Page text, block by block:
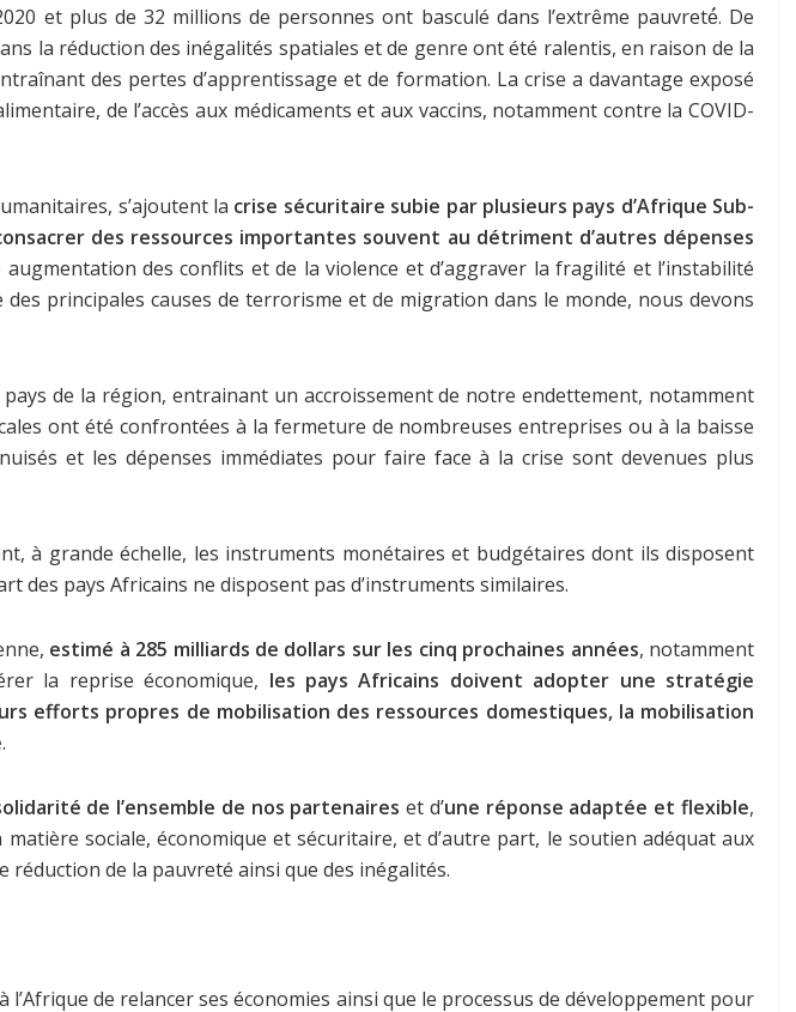
et plus de 32 millions de personnes ont basculé dans l’extrême pauvreté́. De
la réduction des inégalités spatiales et de genre ont été ralentis, en raison de la
des pertes d’apprentissage et de formation. La crise a davantage exposé
de l’accès aux médicaments et aux vaccins, notamment contre la COVID-
s’ajoutent la crise sécuritaire subie par plusieurs pays d’Afrique Sub-
des ressources importantes souvent au détriment d’autres dépenses
des conflits et de la violence et d’aggraver la fragilité et l’instabilité
principales causes de terrorisme et de migration dans le monde, nous devons
de la région, entrainant un accroissement de notre endettement, notamment
ont été confrontées à la fermeture de nombreuses entreprises ou à la baisse
et les dépenses immédiates pour faire face à la crise sont devenues plus
à grande échelle, les instruments monétaires et budgétaires dont ils disposent
des pays Africains ne disposent pas d’instruments similaires.
estimé à 285 milliards de dollars sur les cinq prochaines années, notamment
la reprise économique, les pays Africains doivent adopter une stratégie
efforts propres de mobilisation des ressources domestiques, la mobilisation
.
de l’ensemble de nos partenaireset d’une réponse adaptée et flexible,
sociale, économique et sécuritaire, et d’autre part, le soutien adéquat aux
de la pauvreté ainsi que des inégalités.
l’Afrique de relancer ses économies ainsi que le processus de développement pour